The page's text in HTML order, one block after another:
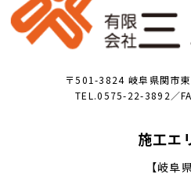
〒501-3824 岐阜県関市
TEL.0575-22-3892／
施工エ
【岐阜